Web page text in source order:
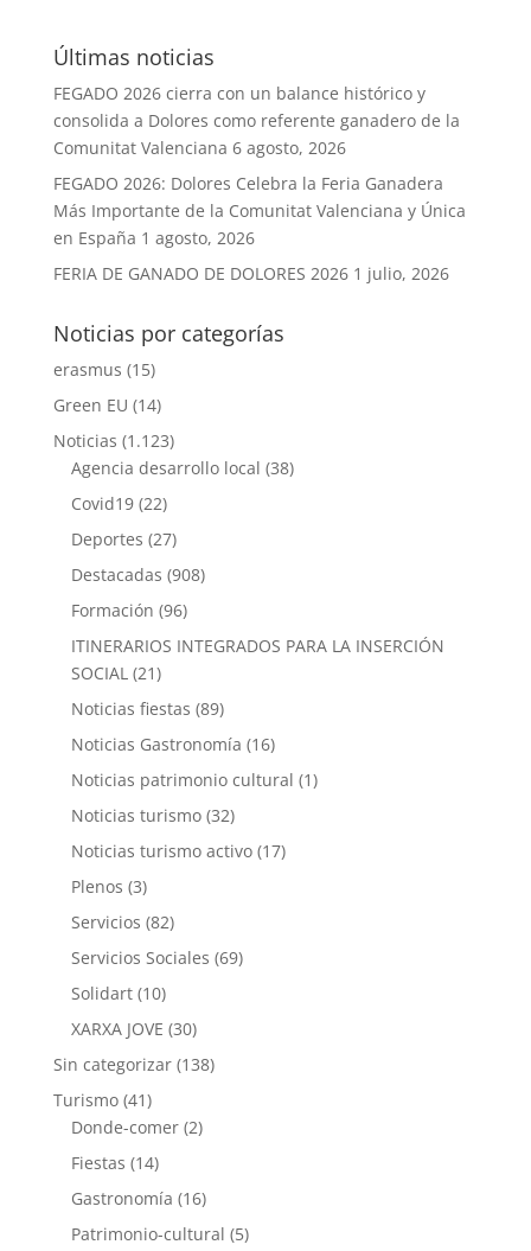
Últimas noticias
FEGADO 2026 cierra con un balance histórico y
consolida a Dolores como referente ganadero de la
Comunitat Valenciana 6 agosto, 2026
FEGADO 2026: Dolores Celebra la Feria Ganadera
Más Importante de la Comunitat Valenciana y Única
en España 1 agosto, 2026
FERIA DE GANADO DE DOLORES 2026 1 julio, 2026
Noticias por categorías
erasmus (15)
Green EU (14)
Noticias (1.123)
Agencia desarrollo local (38)
Covid19(22)
Deportes (27)
Destacadas (908)
Formación (96)
ITINERARIOS INTEGRADOS PARA LA INSERCIÓN
SOCIAL(21)
Noticias fiestas (89)
Noticias Gastronomía (16)
Noticias patrimonio cultural (1)
Noticias turismo(32)
Noticias turismo activo(17)
Plenos (3)
Servicios (82)
Servicios Sociales (69)
Solidart(10)
XARXA JOVE (30)
Sin categorizar(138)
Turismo(41)
Donde-comer(2)
Fiestas (14)
Gastronomía (16)
Patrimonio-cultural (5)